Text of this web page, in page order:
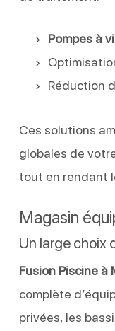
Pompes à
Réduction
Ces solutions
globales de
tout en rendant
Magasin
Un large choix
Fusion Piscine à
complète
privées, les